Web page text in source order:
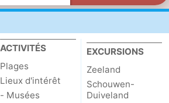
ACTIVITÉS
Plages
Lieux d'intérêt
- Musées
EXCURSIONS
Zeeland
Schouwen-
Duiveland